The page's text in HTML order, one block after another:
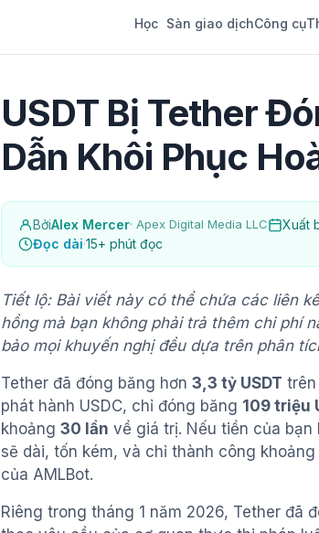
Học Sàn giao dịchCông cụ
USDT Bị Tether
Dẫn Khôi Phục
BởiAlex Mercer· Apex Digital Media LLC Xuất
Đọc dài·15+ phút đọc
Tiết lộ: Bài viết này có thể chứa các liên
hồng mà bạn không phải trả thêm chi phí
bảo mọi khuyến nghị đều dựa trên phân
Tether đã đóng băng hơn 3,3 tỷ USDT
phát hành USDC, chỉ đóng băng 109 triệu
khoảng 30 lần về giá trị. Nếu tiền của
sẽ dài, tốn kém, và chỉ thành công khoảng
của AMLBot.
Riêng trong tháng 1 năm 2026, Tether đã